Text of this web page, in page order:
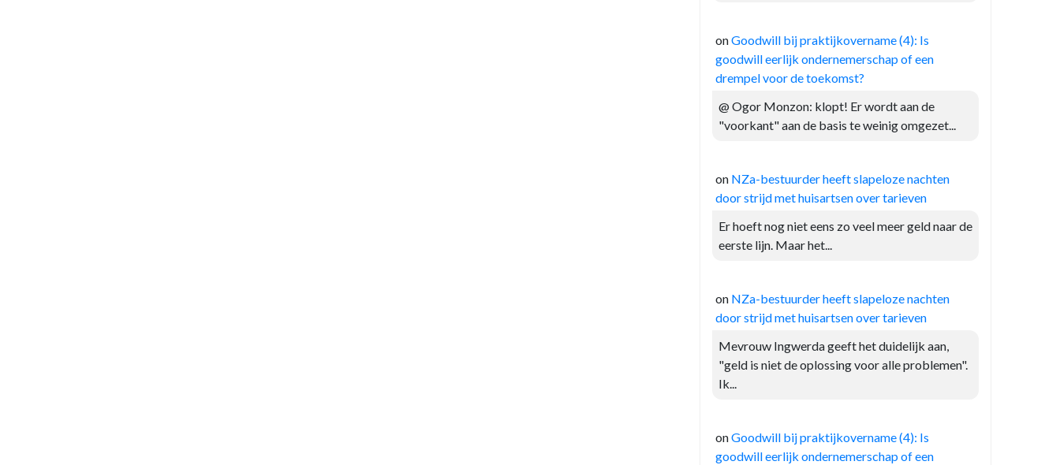
onGoodwill bij praktijkovername (4): Is
goodwill eerlijk ondernemerschap of een
drempel voor de toekomst?
@ Ogor Monzon: klopt! Er wordt aan de
"voorkant" aan de basis te weinig omgezet...
on NZa-bestuurder heeft slapeloze nachten
door strijd met huisartsen over tarieven
Er hoeft nog niet eens zo veel meer geld naar de
eerste lijn. Maar het...
on NZa-bestuurder heeft slapeloze nachten
door strijd met huisartsen over tarieven
Mevrouw Ingwerda geeft het duidelijk aan,
"geld is niet de oplossing voor alle problemen".
Ik...
onGoodwill bij praktijkovername (4): Is
goodwill eerlijk ondernemerschap of een